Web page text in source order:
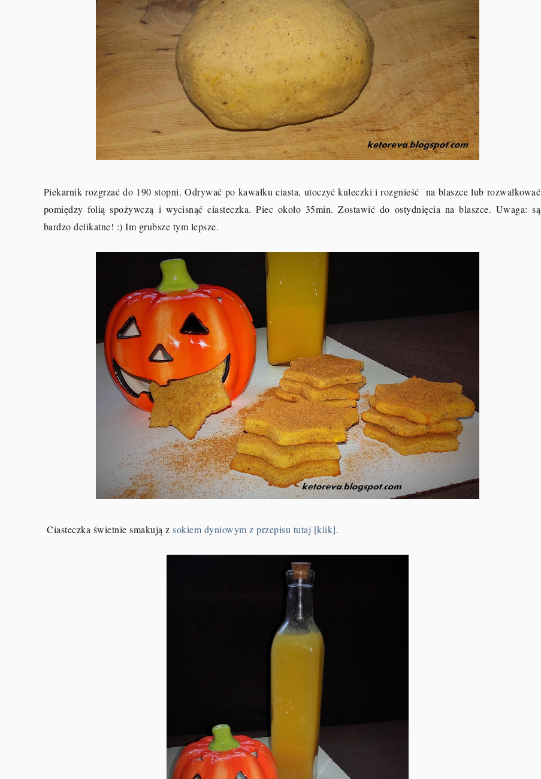
Piekarnik rozgrzać do 190 stopni. Odrywać po kawałku ciasta, utoczyć kuleczki i rozgnieść na blaszce lub rozwałkować
pomiędzy folią spożywczą i wycisnąć ciasteczka. Piec około 35min. Zostawić do ostydnięcia na blaszce. Uwaga: są
bardzo delikatne! :) Im grubsze tym lepsze.
Ciasteczka świetnie smakują zsokiem dyniowym z przepisu tutaj [klik].